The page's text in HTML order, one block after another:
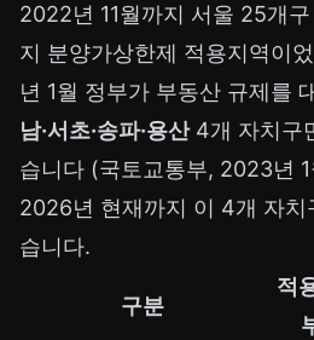
2022년 11월까지 서울 25개
지 분양가상한제 적용지역이
년 1월 정부가 부동산 규제를
남·서초·송파·용산4개 자치구
습니다 (국토교통부, 2023년
2026년 현재까지 이 4개 자치
습니다.
구분
적